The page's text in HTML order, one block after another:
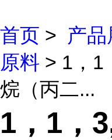
首页 > 产
原料 > 1，1
烷（丙二...
1，1，